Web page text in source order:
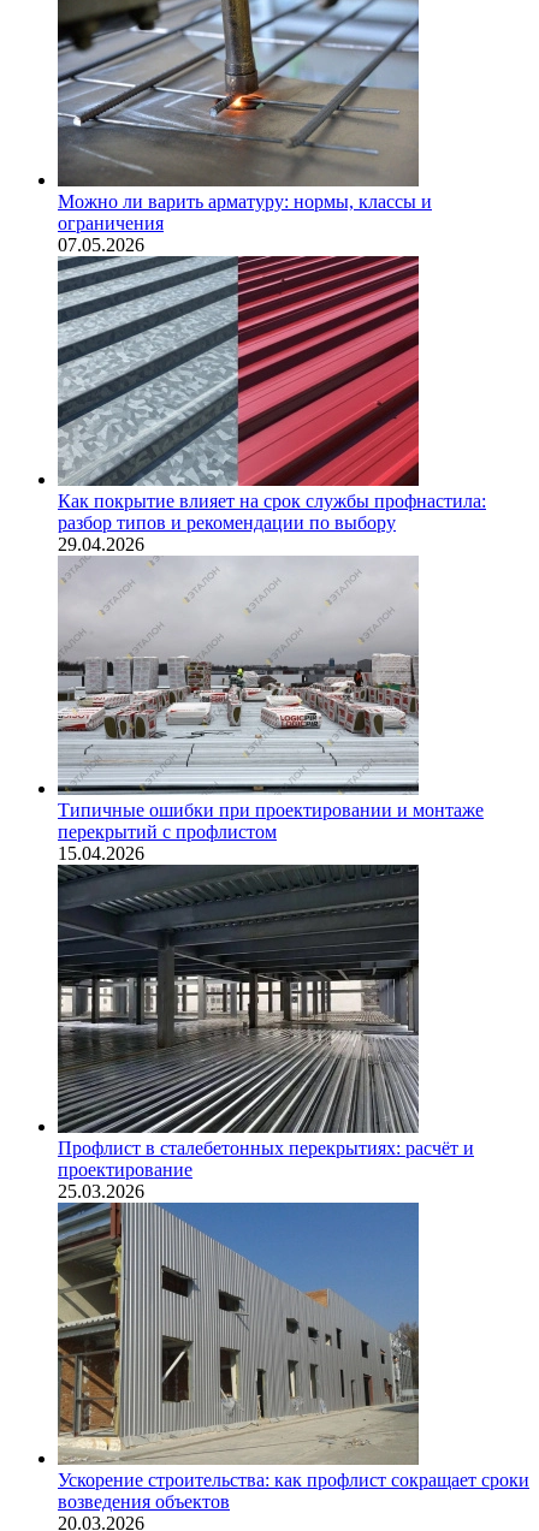
Можно ли варить арматуру: нормы, классы и
ограничения
07.05.2026
Как покрытие влияет на срок службы профнастила:
разбор типов и рекомендации по выбору
29.04.2026
Типичные ошибки при проектировании и монтаже
перекрытий с профлистом
15.04.2026
Профлист в сталебетонных перекрытиях: расчёт и
проектирование
25.03.2026
Ускорение строительства: как профлист сокращает сроки
возведения объектов
20.03.2026